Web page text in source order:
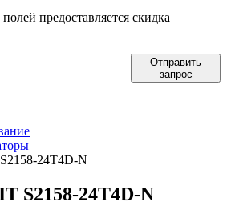
предоставляется скидка
Отправить
запрос
24T4D-N
S2158-24T4D-N